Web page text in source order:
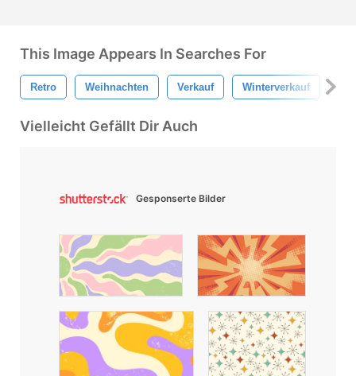
This Image Appears In Searches For
Retro Weihnachten Verkauf Winterverkauf
Vielleicht Gefällt Dir Auch
Gesponserte Bilder